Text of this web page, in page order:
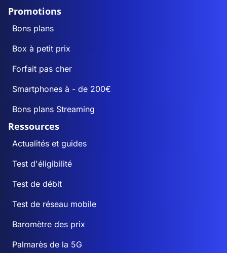
Promotions
Bons plans
Box à petit prix
Forfait pas cher
Smartphones à - de 200€
Bons plans Streaming
Ressources
Actualités et guides
Test d'éligibilité
Test de débit
Test de réseau mobile
Baromètre des prix
Palmarès de la 5G